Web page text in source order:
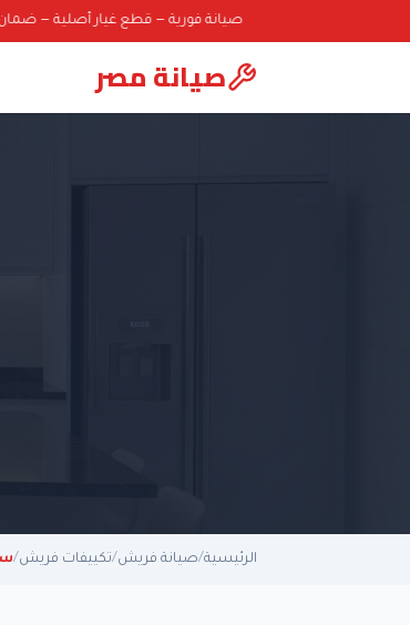
صيانة فورية — قطع غيار أصلية — ضمان 6 أشهر —
صيانة مصر
الرئيسية/صيانة فريش/تكييفات فريش/